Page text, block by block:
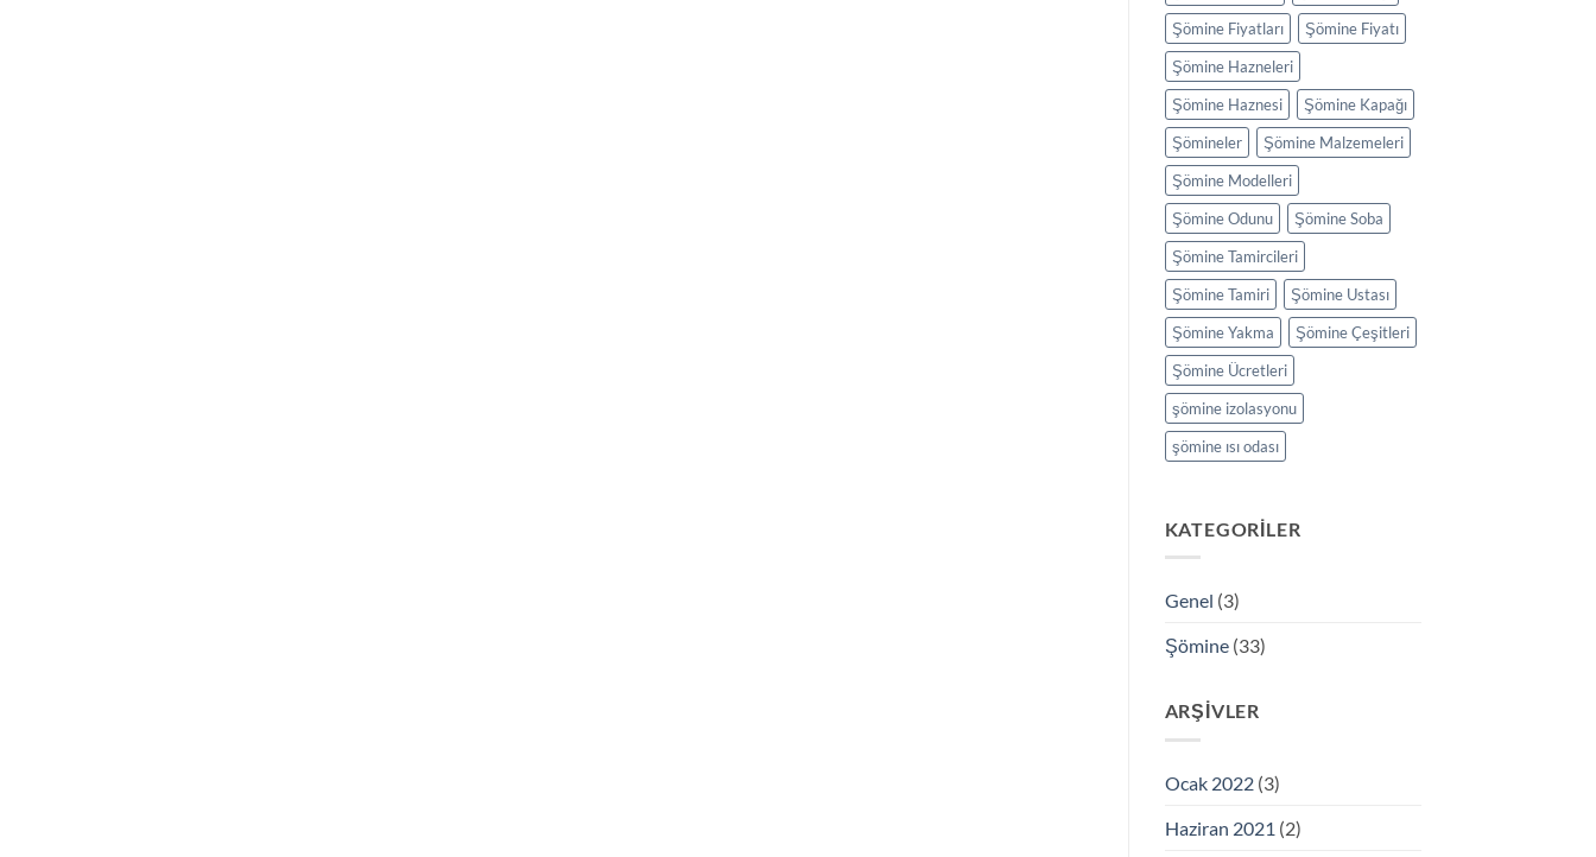
Şömine Fiyatları
Şömine Fiyatı
Şömine Hazneleri
Şömine Haznesi
Şömine Kapağı
Şömineler
Şömine Malzemeleri
Şömine Modelleri
Şömine Odunu
Şömine Soba
Şömine Tamircileri
Şömine Tamiri
Şömine Ustası
Şömine Yakma
Şömine Çeşitleri
Şömine Ücretleri
şömine izolasyonu
şömine ısı odası
KATEGORILER
Genel (3)
Şömine(33)
ARŞIVLER
Ocak 2022(3)
Haziran 2021 (2)